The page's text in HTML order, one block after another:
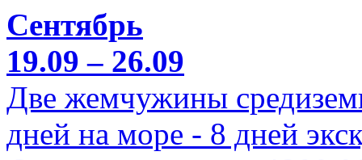
Сентябрь
19.09 – 26.09
Две жемчужины
дней на море - 8 дней